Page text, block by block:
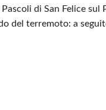
di San Felice sul
del terremoto: a